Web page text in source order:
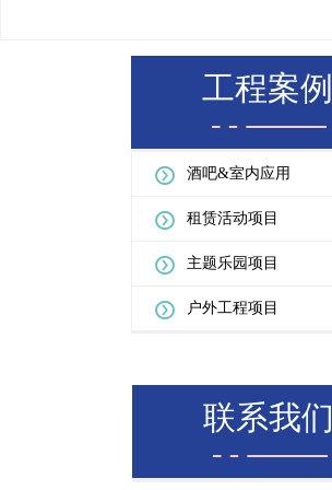
工程案例
酒吧&室内应用
租赁活动项目
主题乐园项目
户外工程项目
联系我们